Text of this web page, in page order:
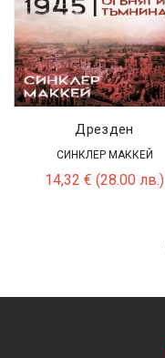
Дрезден
СИНКЛЕР МАККЕЙ
14,32 € (28.00 лв.)